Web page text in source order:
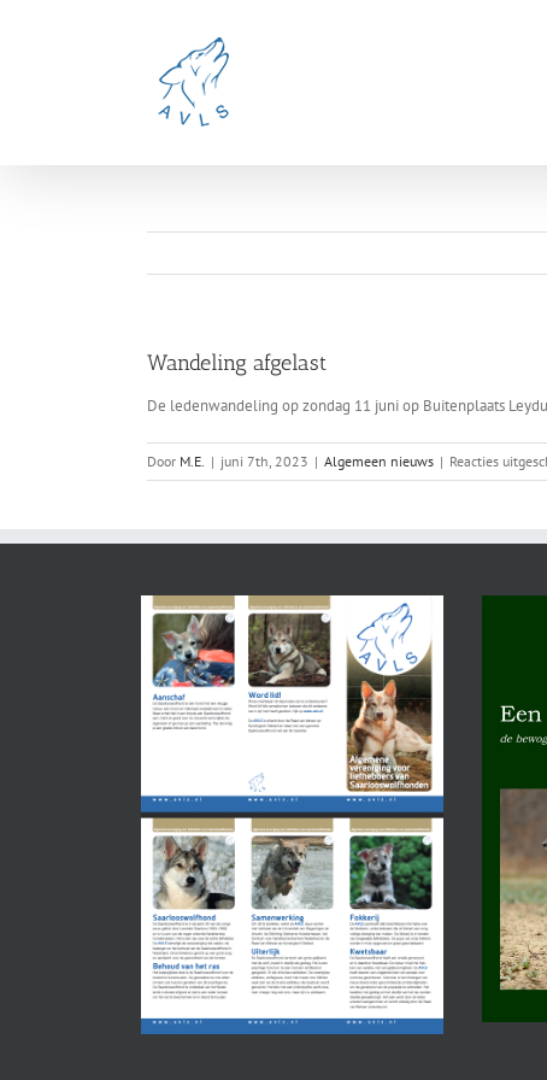
Wandeling afgelast
De ledenwandeling op zondag 11 juni op Buitenplaats
Door M.E. | juni 7th, 2023 | Algemeen nieuws | Reacties